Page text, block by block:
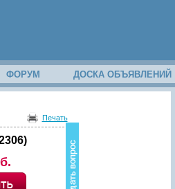
ФОРУМ ДОСКА ОБЪЯВЛЕНИЙ
о
з
Печать